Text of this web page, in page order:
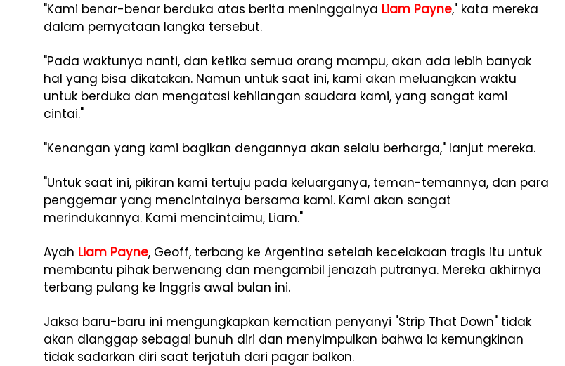
"Kami benar-benar berduka atas berita meninggalnya Liam Payne," kata mereka
dalam pernyataan langka tersebut.
"Pada waktunya nanti, dan ketika semua orang mampu, akan ada lebih banyak
hal yang bisa dikatakan. Namun untuk saat ini, kami akan meluangkan waktu
untuk berduka dan mengatasi kehilangan saudara kami, yang sangat kami
cintai."
"Kenangan yang kami bagikan dengannya akan selalu berharga," lanjut mereka.
"Untuk saat ini, pikiran kami tertuju pada keluarganya, teman-temannya, dan para
penggemar yang mencintainya bersama kami. Kami akan sangat
merindukannya. Kami mencintaimu, Liam."
Ayah Liam Payne, Geoff, terbang ke Argentina setelah kecelakaan tragis itu untuk
membantu pihak berwenang dan mengambil jenazah putranya. Mereka akhirnya
terbang pulang ke Inggris awal bulan ini.
Jaksa baru-baru ini mengungkapkan kematian penyanyi "Strip That Down" tidak
akan dianggap sebagai bunuh diri dan menyimpulkan bahwa ia kemungkinan
tidak sadarkan diri saat terjatuh dari pagar balkon.